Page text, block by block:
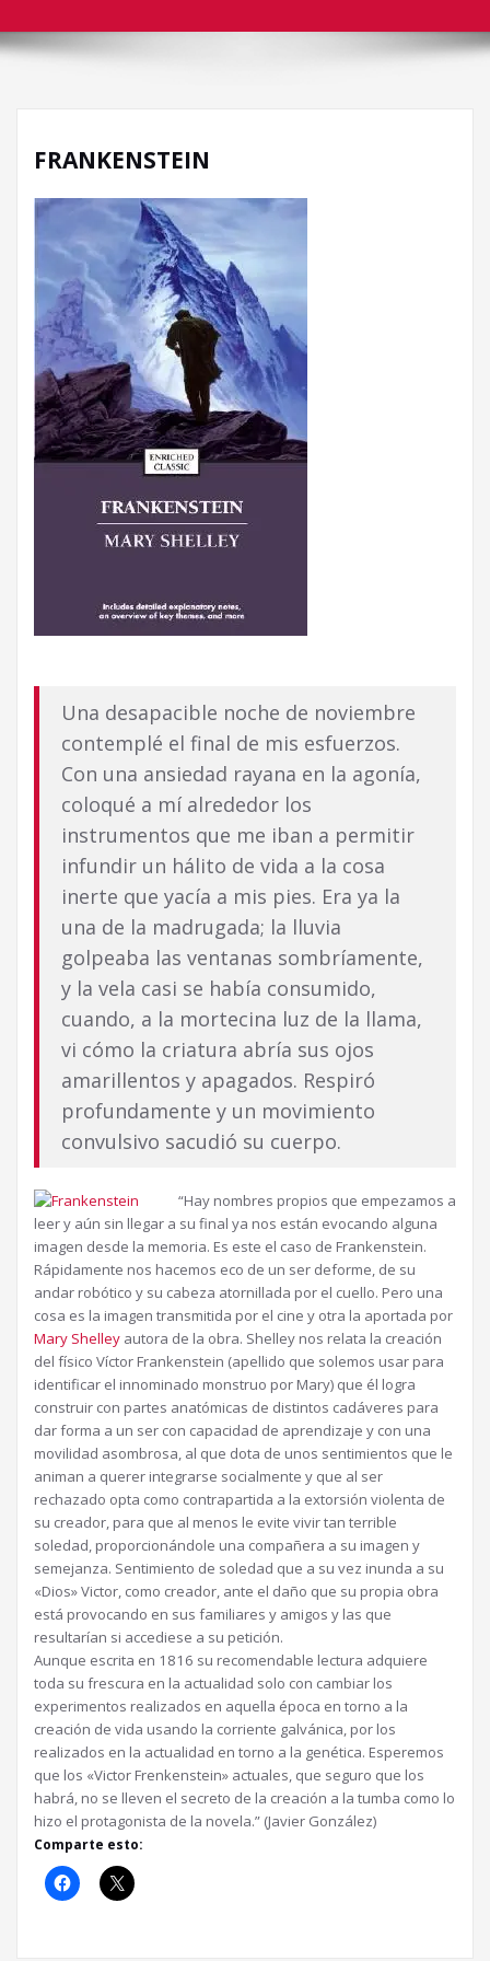
FRANKENSTEIN
Una desapacible noche de noviembre
contemplé el final de mis esfuerzos.
Con una ansiedad rayana en la agonía,
coloqué a mí alrededor los
instrumentos que me iban a permitir
infundir un hálito de vida a la cosa
inerte que yacía a mis pies. Era ya la
una de la madrugada; la lluvia
golpeaba las ventanas sombríamente,
y la vela casi se había consumido,
cuando, a la mortecina luz de la llama,
vi cómo la criatura abría sus ojos
amarillentos y apagados. Respiró
profundamente y un movimiento
convulsivo sacudió su cuerpo.
“Hay nombres propios que empezamos a
leer y aún sin llegar a su final ya nos están evocando alguna
imagen desde la memoria. Es este el caso de Frankenstein.
Rápidamente nos hacemos eco de un ser deforme, de su
andar robótico y su cabeza atornillada por el cuello. Pero una
cosa es la imagen transmitida por el cine y otra la aportada por
Mary Shelley autora de la obra. Shelley nos relata la creación
del físico Víctor Frankenstein (apellido que solemos usar para
identificar el innominado monstruo por Mary) que él logra
construir con partes anatómicas de distintos cadáveres para
dar forma a un ser con capacidad de aprendizaje y con una
movilidad asombrosa, al que dota de unos sentimientos que le
animan a querer integrarse socialmente y que al ser
rechazado opta como contrapartida a la extorsión violenta de
su creador, para que al menos le evite vivir tan terrible
soledad, proporcionándole una compañera a su imagen y
semejanza. Sentimiento de soledad que a su vez inunda a su
«Dios» Victor, como creador, ante el daño que su propia obra
está provocando en sus familiares y amigos y las que
resultarían si accediese a su petición.
Aunque escrita en 1816 su recomendable lectura adquiere
toda su frescura en la actualidad solo con cambiar los
experimentos realizados en aquella época en torno a la
creación de vida usando la corriente galvánica, por los
realizados en la actualidad en torno a la genética. Esperemos
que los «Victor Frenkenstein» actuales, que seguro que los
habrá, no se lleven el secreto de la creación a la tumba como lo
hizo el protagonista de la novela.” (Javier González)
Comparte esto: